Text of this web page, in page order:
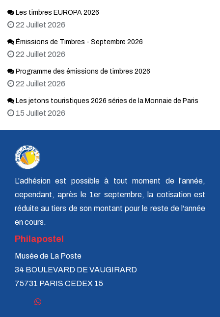
Les timbres EUROPA 2026
22 Juillet 2026
Émissions de Timbres - Septembre 2026
22 Juillet 2026
Programme des émissions de timbres 2026
22 Juillet 2026
Les jetons touristiques 2026 séries de la Monnaie de Paris
15 Juillet 2026
L'adhésion est possible à tout moment de l'année,
cependant, après le 1er septembre, la cotisation est
réduite au tiers de son montant pour le reste de l'année
en cours.
Philapostel
Musée de La Poste
34 BOULEVARD DE VAUGIRARD
75731 PARIS CEDEX 15